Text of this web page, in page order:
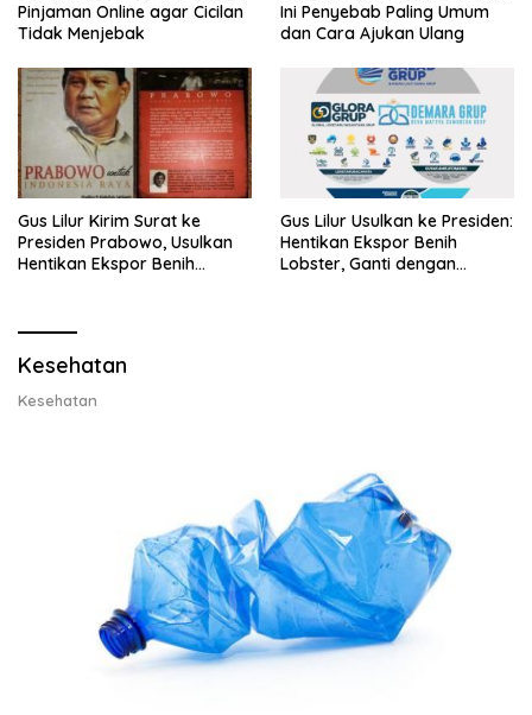
Pinjaman Online agar Cicilan
Tidak Menjebak
Ini Penyebab Paling Umum
dan Cara Ajukan Ulang
Gus Lilur Kirim Surat ke
Presiden Prabowo, Usulkan
Hentikan Ekspor Benih
Gus Lilur Usulkan ke Presiden:
Hentikan Ekspor Benih
Lobster, Ganti dengan
Kesehatan
Kesehatan